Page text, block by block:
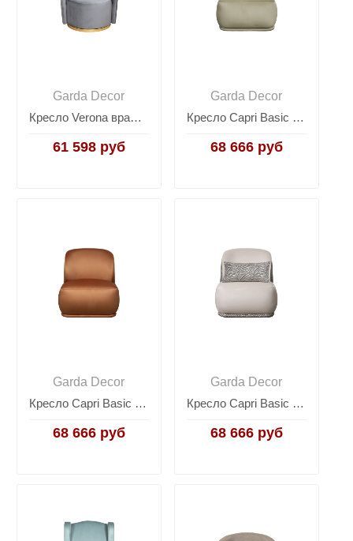
Garda Decor
Кресло Verona вращающееся велюровое бирюзовое VERONA-Colt1004
61 598 руб
Garda Decor
Кресло Capri Basic велюровое оливковое CAPRI BASIC-Colt1002-OLIV
68 666 руб
Garda Decor
Кресло Capri Basic велюровое терракотовое CAPRI BASIC-Colt006-TER
68 666 руб
Garda Decor
Кресло Capri Basic бежевое с принтом CAPRI BASIC-2K-Colt002+Ana Beg
68 666 руб